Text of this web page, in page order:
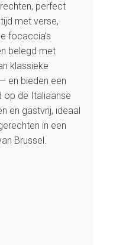
perfect
met verse,
focaccia’s
belegd met
klassieke
en bieden een
op de Italiaanse
en gastvrij, ideaal
in een
Brussel.